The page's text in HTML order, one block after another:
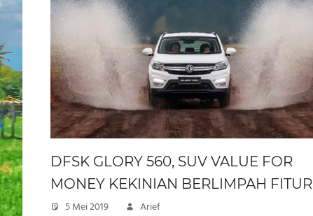
DFSK GLORY 560, SUV VALUE FOR
MONEY KEKINIAN BERLIMPAH FITUR
5 Mei 2019 Arief